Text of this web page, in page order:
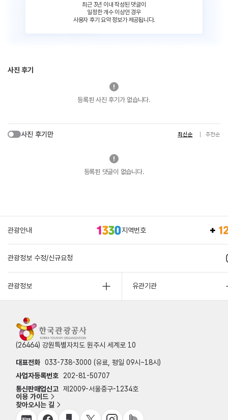
최근 3년 이내 작성된 댓글이
일정한 개수 이상인 경우
사용자 후기 요약 정보가 제공됩니다.
사진 후기
등록된 사진 후기가 없습니다.
사진 후기만 최신순 추천순
등록된 댓글이 없습니다.
관광안내 지역번호
관광정보 수정/신규요청
관광정보 유관기관
(26464) 강원특별자치도 원주시 세계로 10
대표전화 033-738-3000 (유료, 평일 09시~18시)
사업자등록번호
202-81-50707
통신판매업신고 제2009-서울중구-1234호
이용 가이드
찾아오시는 길